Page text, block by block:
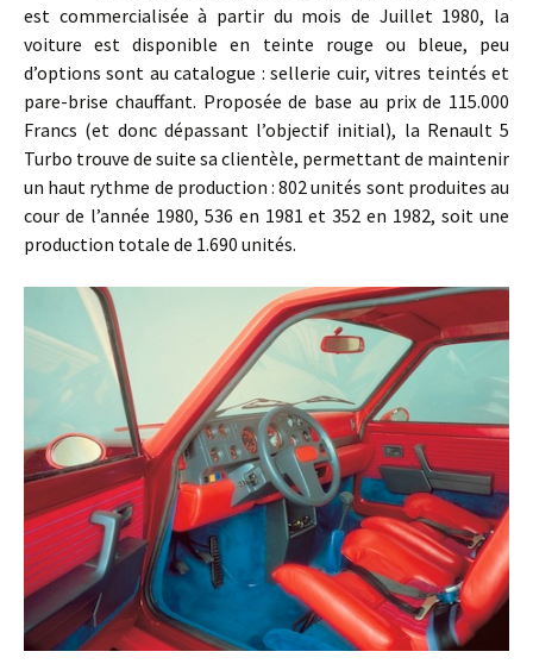
est commercialisée à partir du mois de Juillet 1980, la
voiture est disponible en teinte rouge ou bleue, peu
d’options sont au catalogue : sellerie cuir, vitres teintés et
pare-brise chauffant. Proposée de base au prix de 115.000
Francs (et donc dépassant l’objectif initial), la Renault 5
Turbo trouve de suite sa clientèle, permettant de maintenir
un haut rythme de production : 802 unités sont produites au
cour de l’année 1980, 536 en 1981 et 352 en 1982, soit une
production totale de 1.690 unités.